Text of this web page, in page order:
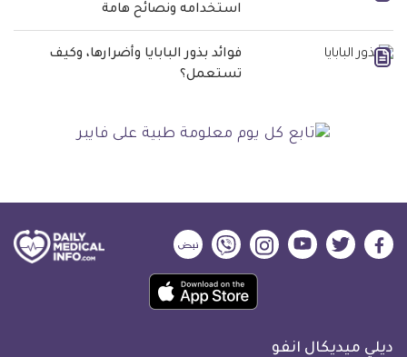
استخدامه ونصائح هامة
فوائد بذور البابايا وأضرارها، وكيف
تستعمل؟
ديلي
فيسبوك
ديلي
تويتر
ديلي
ميديكال
يوتيوب
ديلي
ميديكال
انفو
ديلي
ميديكال
انفو
ديلي
ميديكال
انفو
حمل
تطبيق
ديلي ميديكال انفو